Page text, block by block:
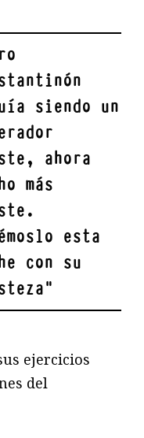
siendo un
ahora
más
esta
con su
"
ejercicios
del